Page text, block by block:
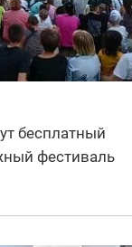
бесплатный
фестиваль